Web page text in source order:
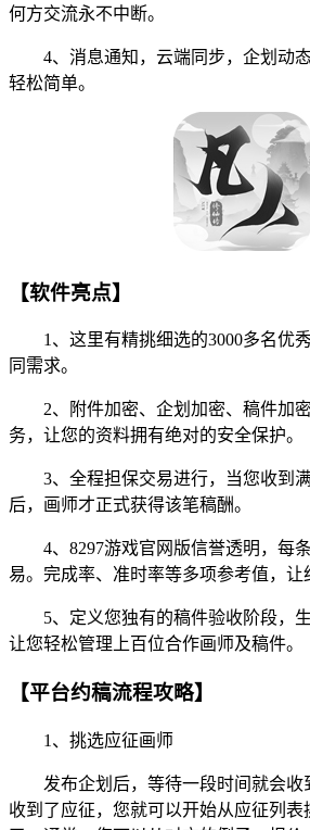
何方交流永不中断。
4、消息通知，云端同步，企划动态
轻松简单。
【软件亮点】
1、这里有精挑细选的3000多名优
同需求。
2、附件加密、企划加密、稿件加密
务，让您的资料拥有绝对的安全保护。
3、全程担保交易进行，当您收到满
后，画师才正式获得该笔稿酬。
4、8297游戏官网版信誉透明，每
易。完成率、准时率等多项参考值，让
5、定义您独有的稿件验收阶段，生
让您轻松管理上百位合作画师及稿件。
【平台约稿流程攻略】
1、挑选应征画师
发布企划后，等待一段时间就会收
收到了应征，您就可以开始从应征列